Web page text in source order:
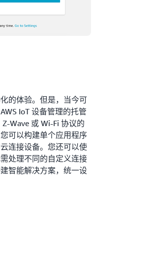
的体验。但是，当今可
IoT 设备管理的托管
Wave 或 Wi-Fi 协议的
可以构建单个应用程序
连接设备。您还可以使
处理不同的自定义连接
智能解决方案，统一设